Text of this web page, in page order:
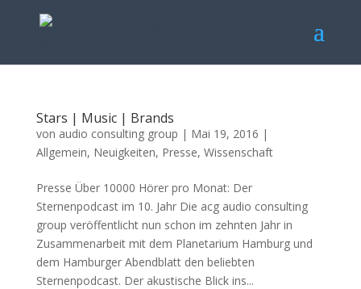
Stars | Music | Brands
von audio consulting group | Mai 19, 2016 |
Allgemein, Neuigkeiten, Presse, Wissenschaft
Presse Über 10000 Hörer pro Monat: Der
Sternenpodcast im 10. Jahr Die acg audio consulting
group veröffentlicht nun schon im zehnten Jahr in
Zusammenarbeit mit dem Planetarium Hamburg und
dem Hamburger Abendblatt den beliebten
Sternenpodcast. Der akustische Blick ins...